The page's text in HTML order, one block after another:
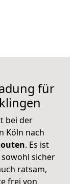
für
bei der
Köln nach
. Es ist
sicher
ratsam,
frei von